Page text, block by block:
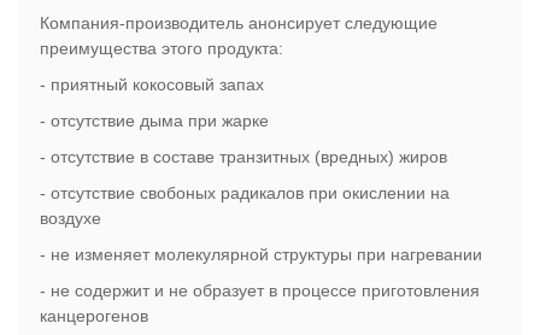
Компания-производитель анонсирует следующие
преимущества этого продукта:
- приятный кокосовый запах
- отсутствие дыма при жарке
- отсутствие в составе транзитных (вредных) жиров
- отсутствие свобоных радикалов при окислении на
воздухе
- не изменяет молекулярной структуры при нагревании
- не содержит и не образует в процессе приготовления
канцерогенов